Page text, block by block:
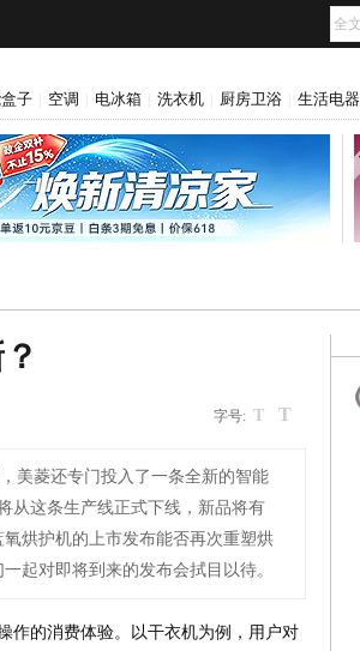
子 空调 电冰箱 洗衣机 厨房卫浴 生活电器
字号: T T
美菱还专门投入了一条全新的智能
从这条生产线正式下线，新品将有
烘护机的上市发布能否再次重塑烘
起对即将到来的发布会拭目以待。
作的消费体验。以干衣机为例，用户对